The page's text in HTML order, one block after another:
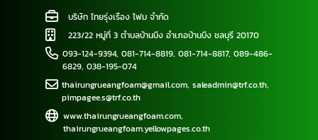
บริษัท ไทยรุ่งเรือง โฟม จำกัด
223/22 หมู่ที่ 3 ตำบลบ้านบึง อำเภอบ้านบึง ชลบุรี 20170
093-124-9394, 081-714-8819, 081-714-8817, 089-486-
6829, 038-195-074
thairungrueangfoam@gmail.com,saleadmin@trf.co.th,
pimpagee.s@trf.co.th
www.thairungrueangfoam.com,
thairungrueangfoam.yellowpages.co.th